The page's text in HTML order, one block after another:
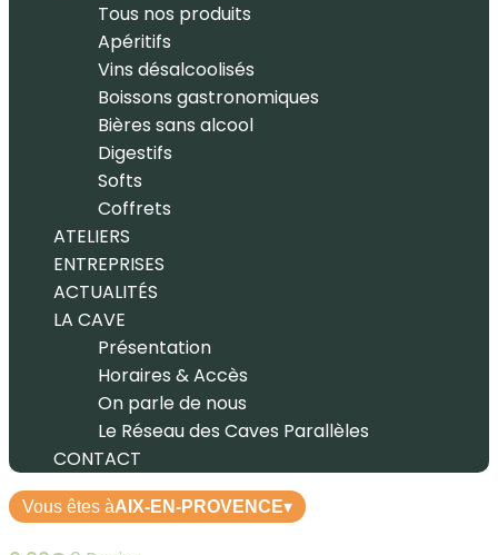
Tous nos produits
Apéritifs
Vins désalcoolisés
Boissons gastronomiques
Bières sans alcool
Digestifs
Softs
Coffrets
ATELIERS
ENTREPRISES
ACTUALITÉS
LA CAVE
Présentation
Horaires & Accès
On parle de nous
Le Réseau des Caves Parallèles
CONTACT
Vous êtes àAIX-EN-PROVENCE▾